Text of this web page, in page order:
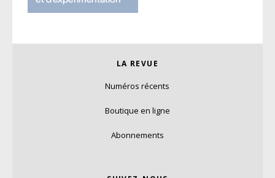
LA REVUE
Numéros récents
Boutique en ligne
Abonnements